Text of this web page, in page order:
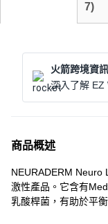
7)
火箭跨境資訊
深入了解 EZ
商品概述
NEURADERM Neuro
激性產品。它含有
乳酸桿菌，有助於平